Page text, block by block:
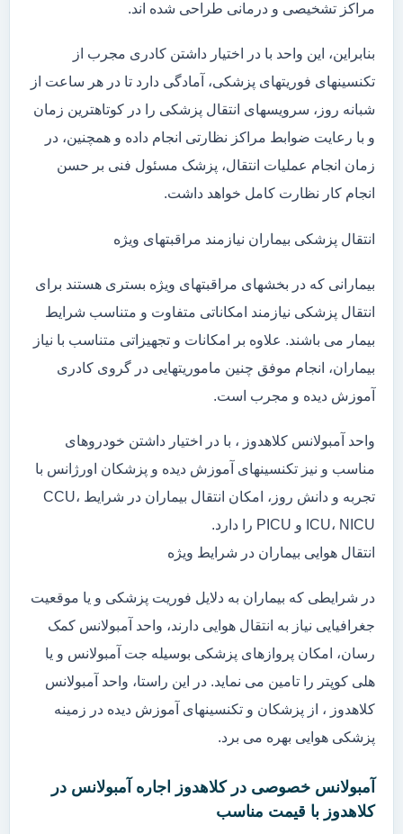
مراکز تشخیصی و درمانی طراحی شده اند.
بنابراین، این واحد با در اختیار داشتن کادری مجرب از
تکنسینهای فوریتهای پزشکی، آمادگی دارد تا در هر ساعت از
شبانه روز، سرویسهای انتقال پزشکی را در کوتاهترین زمان
و با رعایت ضوابط مراکز نظارتی انجام داده و همچنین، در
زمان انجام عملیات انتقال، پزشک مسئول فنی بر حسن
انجام کار نظارت کامل خواهد داشت.
انتقال پزشکی بیماران نیازمند مراقبتهای ویژه
بیمارانی که در بخشهای مراقبتهای ویژه بستری هستند برای
انتقال پزشکی نیازمند امکاناتی متفاوت و متناسب شرایط
بیمار می باشند. علاوه بر امکانات و تجهیزاتی متناسب با نیاز
بیماران، انجام موفق چنین ماموریتهایی در گروی کادری
آموزش دیده و مجرب است.
واحد آمبولانس کلاهدوز ، با در اختیار داشتن خودروهای
مناسب و نیز تکنسینهای آموزش دیده و پزشکان اورژانس با
تجربه و دانش روز، امکان انتقال بیماران در شرایط CCU،
ICU، NICU و PICU را دارد.
انتقال هوایی بیماران در شرایط ویژه
در شرایطی که بیماران به دلایل فوریت پزشکی و یا موقعیت
جغرافیایی نیاز به انتقال هوایی دارند، واحد آمبولانس کمک
رسان، امکان پروازهای پزشکی بوسیله جت آمبولانس و یا
هلی کوپتر را تامین می نماید. در این راستا، واحد آمبولانس
کلاهدوز ، از پزشکان و تکنسینهای آموزش دیده در زمینه
پزشکی هوایی بهره می برد.
آمبولانس خصوصی در کلاهدوز اجاره آمبولانس در
کلاهدوز با قیمت مناسب